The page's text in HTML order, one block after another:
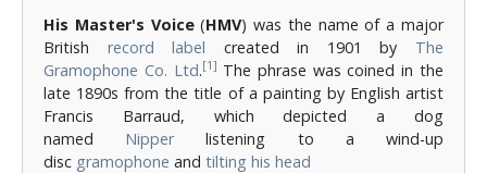
His Master's Voice(HMV) was the name of a major
British record label created in 1901 by The
Gramophone Co. Ltd.[1] The phrase was coined in the
late 1890s from the title of a painting by English artist
Francis Barraud, which depicted a dog
named Nipperlistening to a wind-up
disc gramophone andtilting his head